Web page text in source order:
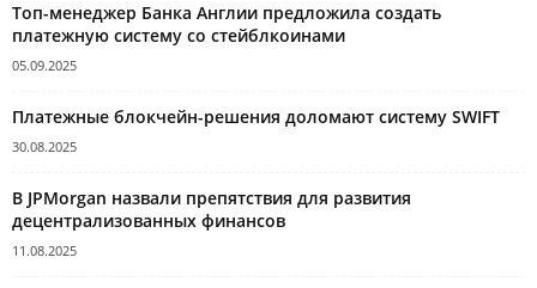
Топ-менеджер Банка Англии предложила создать
платежную систему со стейблкоинами
05.09.2025
Платежные блокчейн-решения доломают систему SWIFT
30.08.2025
В JPMorgan назвали препятствия для развития
децентрализованных финансов
11.08.2025